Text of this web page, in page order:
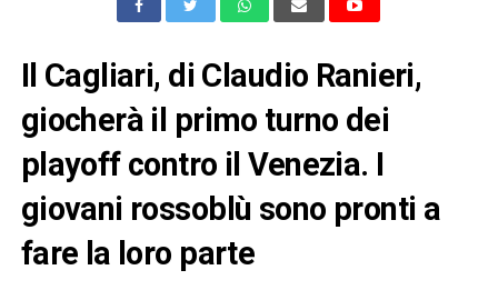
Il Cagliari, di Claudio Ranieri,
giocherà il primo turno dei
playoff contro il Venezia. I
giovani rossoblù sono pronti a
fare la loro parte